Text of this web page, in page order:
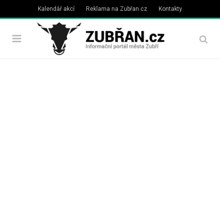
Kalendář akcí Reklama na Zubřan.cz Kontakty